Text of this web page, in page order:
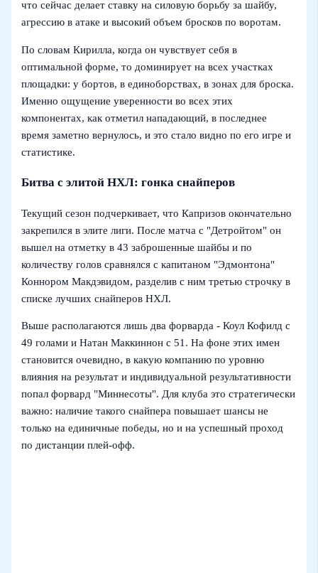
что сейчас делает ставку на силовую борьбу за шайбу,
агрессию в атаке и высокий объем бросков по воротам.
По словам Кирилла, когда он чувствует себя в
оптимальной форме, то доминирует на всех участках
площадки: у бортов, в единоборствах, в зонах для броска.
Именно ощущение уверенности во всех этих
компонентах, как отметил нападающий, в последнее
время заметно вернулось, и это стало видно по его игре и
статистике.
Битва с элитой НХЛ: гонка снайперов
Текущий сезон подчеркивает, что Капризов окончательно
закрепился в элите лиги. После матча с "Детройтом" он
вышел на отметку в 43 заброшенные шайбы и по
количеству голов сравнялся с капитаном "Эдмонтона"
Коннором Макдэвидом, разделив с ним третью строчку в
списке лучших снайперов НХЛ.
Выше располагаются лишь два форварда - Коул Кофилд с
49 голами и Натан Маккиннон с 51. На фоне этих имен
становится очевидно, в какую компанию по уровню
влияния на результат и индивидуальной результативности
попал форвард "Миннесоты". Для клуба это стратегически
важно: наличие такого снайпера повышает шансы не
только на единичные победы, но и на успешный проход
по дистанции плей-офф.